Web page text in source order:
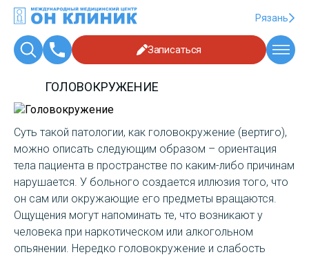
Рязань
Записаться
ГОЛОВОКРУЖЕНИЕ
Суть такой патологии, как головокружение (вертиго),
можно описать следующим образом – ориентация
тела пациента в пространстве по каким-либо причинам
нарушается. У больного создается иллюзия того, что
он сам или окружающие его предметы вращаются.
Ощущения могут напоминать те, что возникают у
человека при наркотическом или алкогольном
опьянении. Нередко головокружение и слабость